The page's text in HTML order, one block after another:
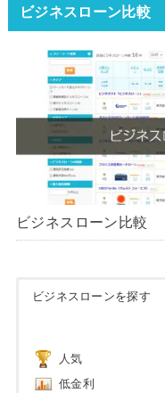
ビジネスローン比較
ビジネスローン比較
ビジネスローンを探す
人気
低金利